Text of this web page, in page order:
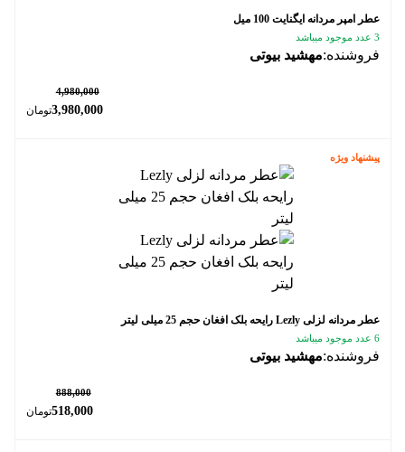
عطر امپر مردانه ایگنایت 100 میل
3 عدد موجود میباشد
فروشنده:مهشید بیوتی
4,980,000
3,980,000تومان
پیشنهاد ویژه
عطر مردانه لزلی Lezly رایحه بلک افغان حجم 25 میلی لیتر
6 عدد موجود میباشد
فروشنده:مهشید بیوتی
888,000
518,000تومان